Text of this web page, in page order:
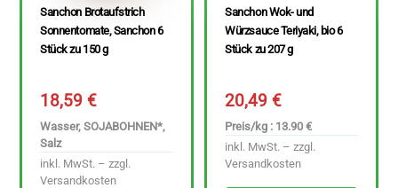
Sanchon Brotaufstrich
Sonnentomate, Sanchon 6
Stück zu 150 g
18,59€
Wasser, SOJABOHNEN*,
Salz
inkl. MwSt. – zzgl.
Versandkosten
Sanchon Wok- und
Würzsauce Teriyaki, bio 6
Stück zu 207 g
20,49€
Preis/kg : 13.90 €
inkl. MwSt. – zzgl.
Versandkosten